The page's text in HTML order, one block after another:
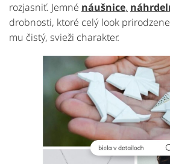
rozjasniť. Jemné náušnice,
drobnosti, ktoré celý look
mu čistý, svieži charakter.